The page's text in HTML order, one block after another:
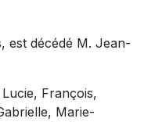
est décédé M. Jean-
François,
Marie-